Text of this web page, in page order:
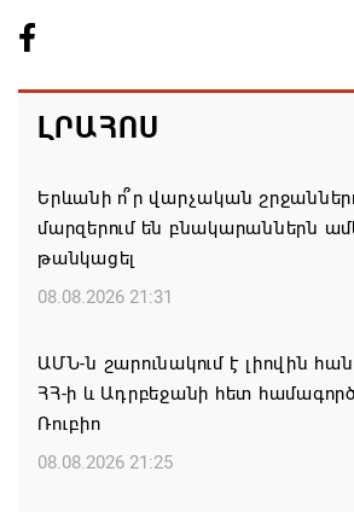
ԼՐԱՀՈՍ
Երևանի ո՞ր վարչական
մարզերում են բնակարաններն
թանկացել
08.08.2026 21:31
ԱՄՆ-ն շարունակում է լիովին
ՀՀ-ի և Ադրբեջանի հետ
Ռուբիո
08.08.2026 21:25